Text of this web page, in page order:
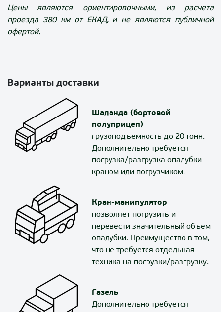
Цены являются ориентировочными, из расчета
проезда 380км от ЕКАД, и не являются публичной
офертой.
Варианты доставки
Шаланда (бортовой
полуприцеп)
грузоподъемность до 20 тонн.
Дополнительно требуется
погрузка/разгрузка опалубки
краном или погрузчиком.
Кран-манипулятор
позволяет погрузить и
перевести значительный объем
опалубки. Преимущество в том,
что не требуется отдельная
техника на погрузки/разгрузку.
Газель
Дополнительно требуется